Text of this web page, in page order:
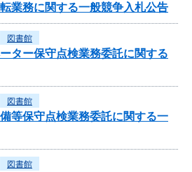
業務に関する一般競争入札公告
図書館
ター保守点検業務委託に関する
図書館
等保守点検業務委託に関する一
図書館